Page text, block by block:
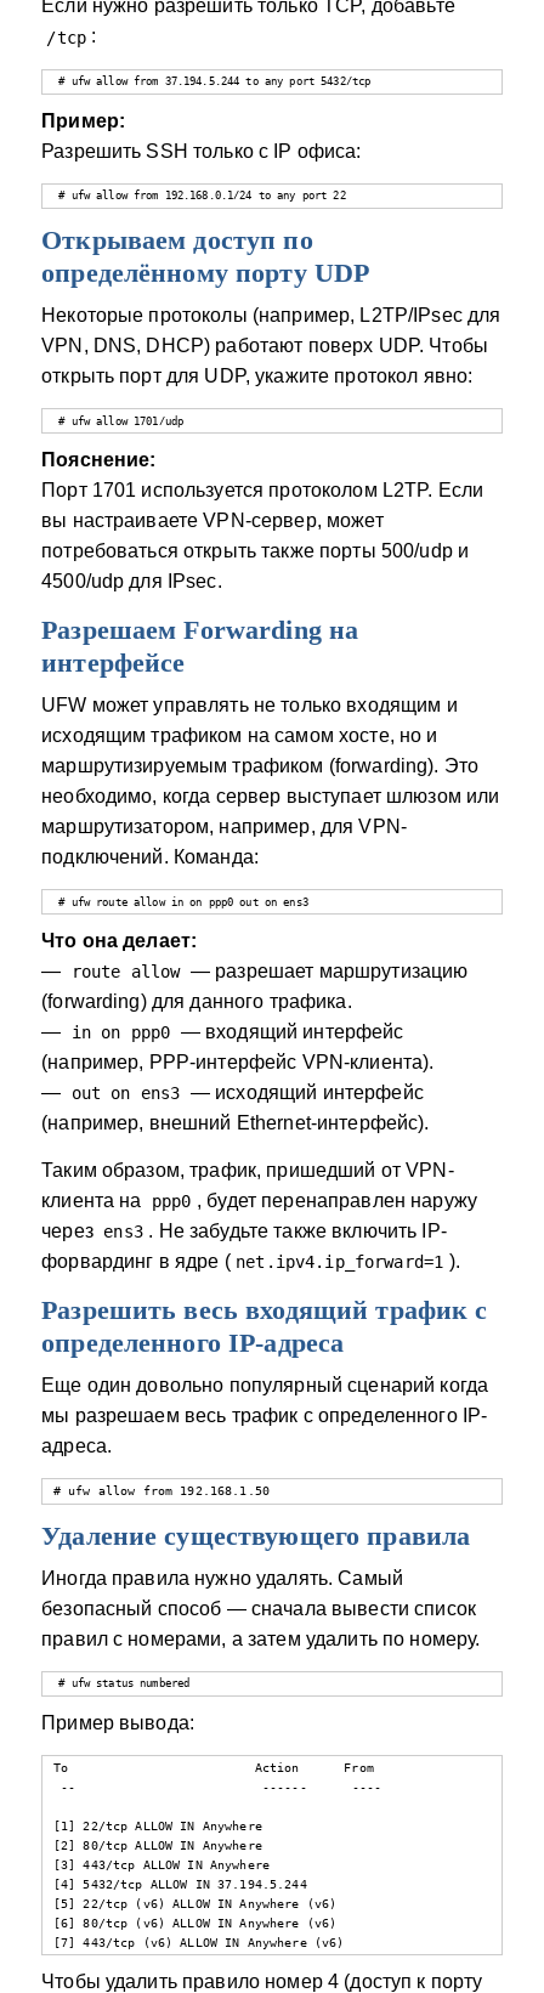
Если нужно разрешить только TCP, добавьте
/tcp :
# ufw allow from 37.194.5.244 to any port 5432/tcp
Пример:
Разрешить SSH только с IP офиса:
# ufw allow from 192.168.0.1/24 to any port 22
Открываем доступ по
определённому порту UDP
Некоторые протоколы (например, L2TP/IPsec для
VPN, DNS, DHCP) работают поверх UDP. Чтобы
открыть порт для UDP, укажите протокол явно:
# ufw allow 1701/udp
Пояснение:
Порт 1701 используется протоколом L2TP. Если
вы настраиваете VPN-сервер, может
потребоваться открыть также порты 500/udp и
4500/udp для IPsec.
Разрешаем Forwarding на
интерфейсе
UFW может управлять не только входящим и
исходящим трафиком на самом хосте, но и
маршрутизируемым трафиком (forwarding). Это
необходимо, когда сервер выступает шлюзом или
маршрутизатором, например, для VPN-
подключений. Команда:
# ufw route allow in on ppp0 out on ens3
Что она делает:
—
route allow — разрешает маршрутизацию
(forwarding) для данного трафика.
—
in on ppp0 — входящий интерфейс
(например, PPP-интерфейс VPN-клиента).
—
out on ens3 — исходящий интерфейс
(например, внешний Ethernet-интерфейс).
Таким образом, трафик, пришедший от VPN-
клиента на
ppp0 , будет перенаправлен наружу
через ens3 . Не забудьте также включить IP-
форвардинг в ядре ( net.ipv4.ip_forward=1 ).
Разрешить весь входящий трафик с
определенного IP-адреса
Еще один довольно популярный сценарий когда
мы разрешаем весь трафик с определенного IP-
адреса.
# ufw allow from 192.168.1.50
Удаление существующего правила
Иногда правила нужно удалять. Самый
безопасный способ — сначала вывести список
правил с номерами, а затем удалить по номеру.
# ufw status numbered
Пример вывода:
To                         Action      From
[1] 22/tcp ALLOW IN Anywhere
[2] 80/tcp ALLOW IN Anywhere
[3] 443/tcp ALLOW IN Anywhere
[4] 5432/tcp ALLOW IN 37.194.5.244
[5] 22/tcp (v6) ALLOW IN Anywhere (v6)
[6] 80/tcp (v6) ALLOW IN Anywhere (v6)
[7] 443/tcp (v6) ALLOW IN Anywhere (v6)
Чтобы удалить правило номер 4 (доступ к порту